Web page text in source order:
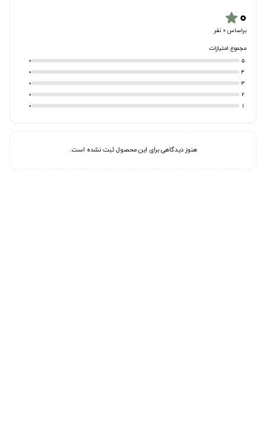
۰star
براساس 0 نفر
مجموع امتیازات
5
0
4
0
3
0
2
0
1
0
هنوز دیدگاهی برای این محصول ثبت نشده است.